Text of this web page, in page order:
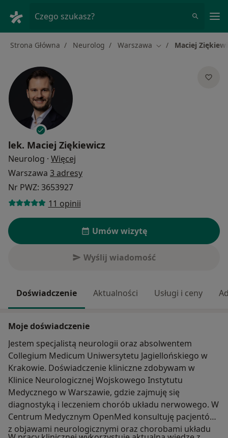
Czego szukasz?
Strona Główna Neurolog Warszawa Zmień miasto
Maciej
lek. Maciej Ziękiewicz
Neurolog · Więcej
Warszawa 3 adresy
Nr PWZ: 3653927
11 opinii
Umów wizytę
Wyślij wiadomość
Doświadczenie Aktualności Usługi i ceny
Moje doświadczenie
Jestem specjalistą neurologii oraz absolwentem
Collegium Medicum Uniwersytetu Jagiellońskiego w
Krakowie. Doświadczenie kliniczne zdobywam w
Klinice Neurologicznej Wojskowego Instytutu
Medycznego w Warszawie, gdzie zajmuję się
diagnostyką i leczeniem chorób układu nerwowego. W
Centrum Medycznym OpenMed konsultuję pacjentów
z objawami neurologicznymi oraz chorobami układu